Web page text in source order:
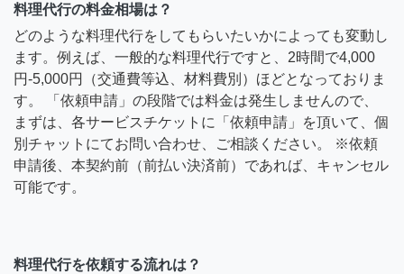
料理代行の料金相場は？
どのような料理代行をしてもらいたいかによっても変動し
ます。例えば、一般的な料理代行ですと、2時間で4,000
円-5,000円（交通費等込、材料費別）ほどとなっておりま
す。 「依頼申請」の段階では料金は発生しませんので、
まずは、各サービスチケットに「依頼申請」を頂いて、個
別チャットにてお問い合わせ、ご相談ください。 ※依頼
申請後、本契約前（前払い決済前）であれば、キャンセル
可能です。
料理代行を依頼する流れは？